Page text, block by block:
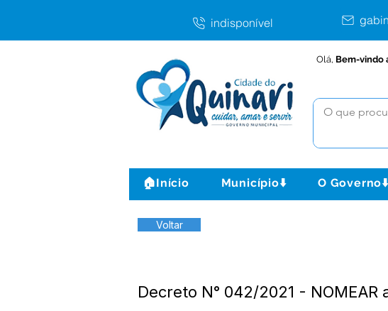
indisponível
Olá, Bem-vindo
🏠Início Município⬇️ O Governo⬇️
Voltar
Decreto N° 042/2021 - NOMEAR